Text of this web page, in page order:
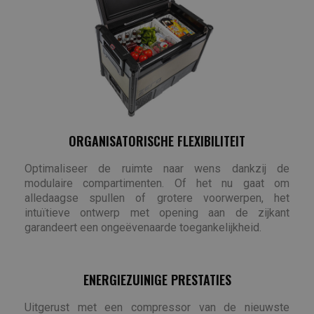
ORGANISATORISCHE FLEXIBILITEIT
Optimaliseer de ruimte naar wens dankzij de
modulaire compartimenten. Of het nu gaat om
alledaagse spullen of grotere voorwerpen, het
intuïtieve ontwerp met opening aan de zijkant
garandeert een ongeëvenaarde toegankelijkheid.
ENERGIEZUINIGE PRESTATIES
Uitgerust met een compressor van de nieuwste